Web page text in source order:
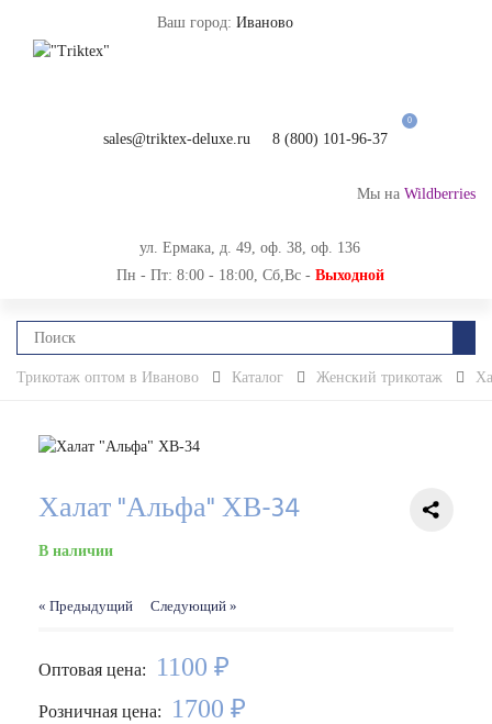
Ваш город: Иваново
0
8 (800) 101-96-37
sales@triktex-deluxe.ru
Мы на Wildberries
ул. Ермака, д. 49, оф. 38, оф. 136
Пн - Пт: 8:00 - 18:00, Сб,Вс - Выходной
Трикотаж оптом в Иваново Каталог Женский трикотаж
Халат "Альфа" ХВ-34
В наличии
« Предыдущий Следующий »
Оптовая цена: 1100 ₽
Розничная цена: 1700 ₽